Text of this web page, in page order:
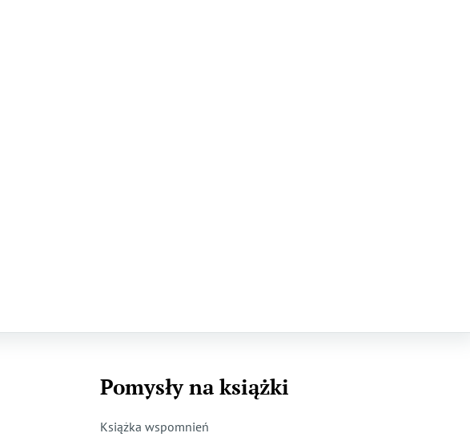
Pomysły na książki
Książka wspomnień